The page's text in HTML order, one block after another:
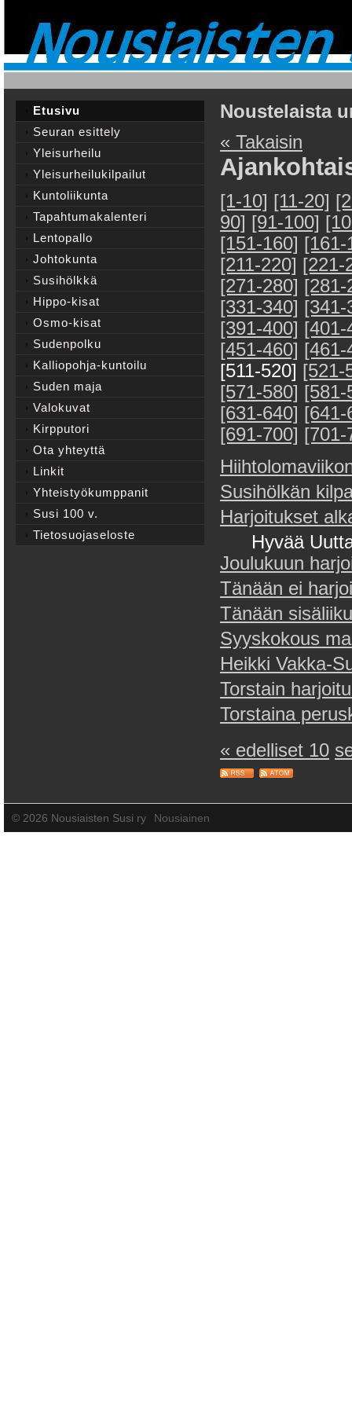
Noustelaista
« Takaisin
[1-10] [11-20]
90] [91-100]
[151-160] [161-
[211-220] [221-
[271-280] [281-
[331-340] [341-
[391-400] [401-
[451-460] [461-
[511-520] [521-
[571-580] [581-
[631-640] [641-
[691-700] [701-
Susihölkän
Harjoitukset
Hyvää
Joulukuun
Tänään ei
Tänään
Syyskokous
Heikki Vakka-
Torstain
Torstaina
« edelliset 10
Etusivu
Seuran esittely
Yleisurheilu
Yleisurheilukilpailut
Kuntoliikunta
Tapahtumakalenteri
Lentopallo
Johtokunta
Susihölkkä
Hippo-kisat
Osmo-kisat
Sudenpolku
Kalliopohja-kuntoilu
Suden maja
Valokuvat
Kirpputori
Ota yhteyttä
Linkit
Yhteistyökumppanit
Susi 100 v.
Tietosuojaseloste
© 2026 Nousiaisten Susi ry Nousiainen